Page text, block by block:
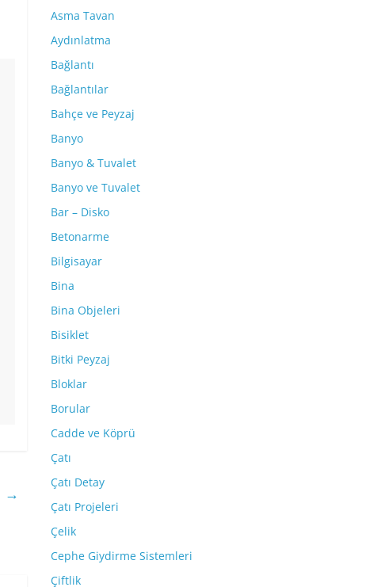
→
Asma Tavan
Aydınlatma
Bağlantı
Bağlantılar
Bahçe ve Peyzaj
Banyo
Banyo & Tuvalet
Banyo ve Tuvalet
Bar – Disko
Betonarme
Bilgisayar
Bina
Bina Objeleri
Bisiklet
Bitki Peyzaj
Bloklar
Borular
Cadde ve Köprü
Çatı
Çatı Detay
Çatı Projeleri
Çelik
Cephe Giydirme Sistemleri
Çiftlik